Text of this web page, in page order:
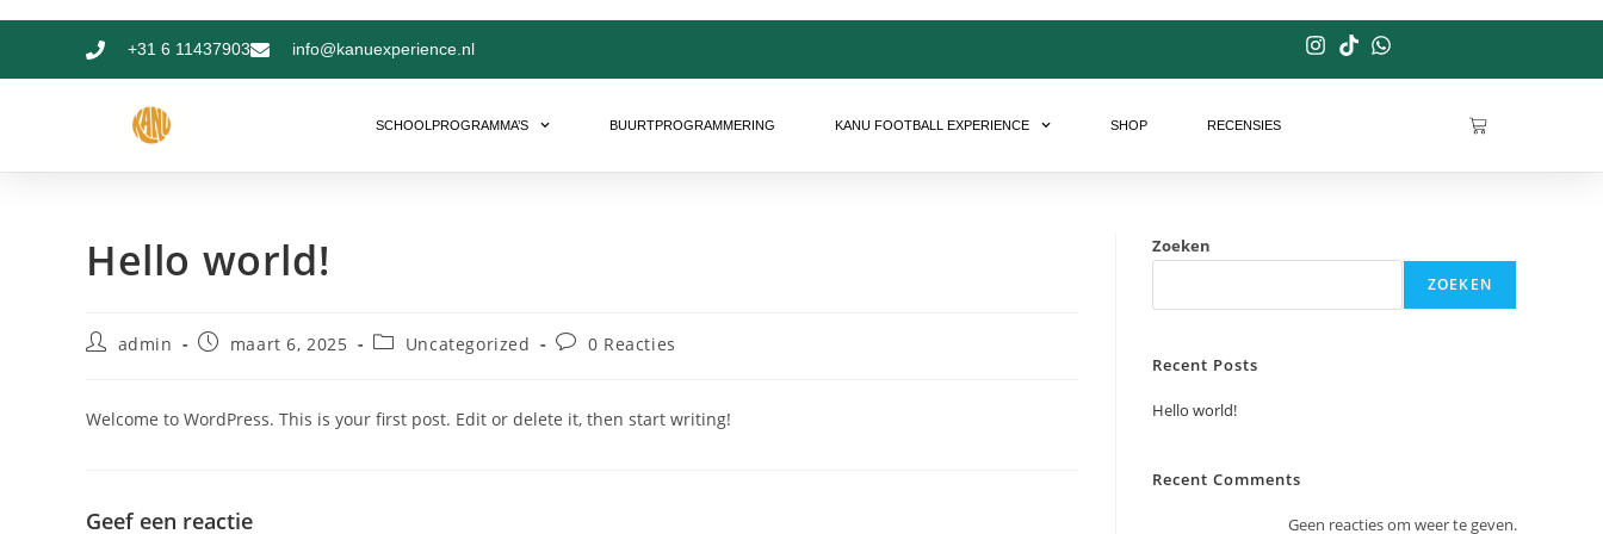
+31 6 11437903 info@kanuexperience.nl
SCHOOLPROGRAMMA’S BUURTPROGRAMMERING KANU FOOTBALL EXPERIENCE SHOP RECENSIES
Hello world!
admin maart 6, 2025 Uncategorized 0 Reacties
Welcome to WordPress. This is your first post. Edit or delete it, then start writing!
Geef een reactie
Zoeken
ZOEKEN
Recent Posts
Hello world!
Recent Comments
Geen reacties om weer te geven.